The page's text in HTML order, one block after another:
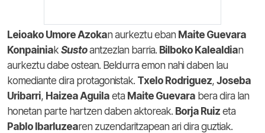
Leioako Umore Azokan aurkeztu eban Maite Guevara
Konpainiak Sustoantzezlan barria. Bilboko Kalealdian
aurkeztu dabe ostean. Beldurra emon nahi daben lau
komediante dira protagonistak. Txelo Rodriguez, Joseba
Uribarri, Haizea Aguila eta Maite Guevara bera dira lan
honetan parte hartzen daben aktoreak. Borja Ruiz eta
Pablo Ibarluzearen zuzendaritzapean ari dira guztiak.